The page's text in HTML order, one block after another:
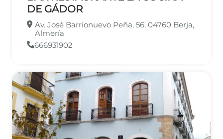
DE GÁDOR
Av. José Barrionuevo Peña, 56, 04760 Berja,
Almería
666931902